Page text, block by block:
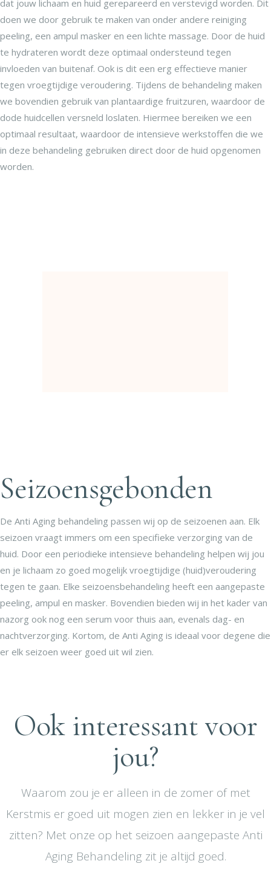
dat jouw lichaam en huid gerepareerd en verstevigd worden. Dit
doen we door gebruik te maken van onder andere reiniging
peeling, een ampul masker en een lichte massage. Door de huid
te hydrateren wordt deze optimaal ondersteund tegen
invloeden van buitenaf. Ook is dit een erg effectieve manier
tegen vroegtijdige veroudering. Tijdens de behandeling maken
we bovendien gebruik van plantaardige fruitzuren, waardoor de
dode huidcellen versneld loslaten. Hiermee bereiken we een
optimaal resultaat, waardoor de intensieve werkstoffen die we
in deze behandeling gebruiken direct door de huid opgenomen
worden.
Seizoensgebonden
De Anti Aging behandeling passen wij op de seizoenen aan. Elk
seizoen vraagt immers om een specifieke verzorging van de
huid. Door een periodieke intensieve behandeling helpen wij jou
en je lichaam zo goed mogelijk vroegtijdige (huid)veroudering
tegen te gaan. Elke seizoensbehandeling heeft een aangepaste
peeling, ampul en masker. Bovendien bieden wij in het kader van
nazorg ook nog een serum voor thuis aan, evenals dag- en
nachtverzorging. Kortom, de Anti Aging is ideaal voor degene die
er elk seizoen weer goed uit wil zien.
Ook interessant voor
jou?
Waarom zou je er alleen in de zomer of met
Kerstmis er goed uit mogen zien en lekker in je vel
zitten? Met onze op het seizoen aangepaste Anti
Aging Behandeling zit je altijd goed.